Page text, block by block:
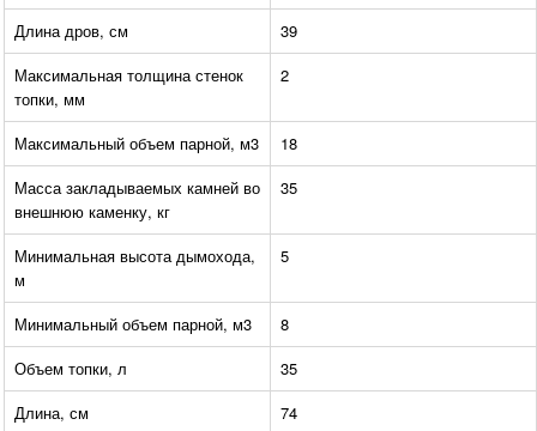
Длина дров, см
39
Максимальная толщина стенок
топки, мм
2
Максимальный объем парной, м3
18
Масса закладываемых камней во
внешнюю каменку, кг
35
Минимальная высота дымохода,
м
5
Минимальный объем парной, м3
8
Объем топки, л
35
Длина, см
74